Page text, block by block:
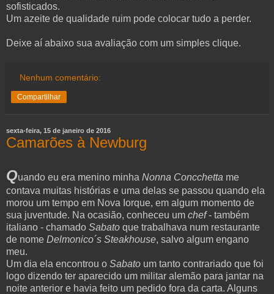
sofisticados.
Um azeite de qualidade ruim pode colocar tudo a perder.
Deixe aí abaixo sua avaliação com um simples clique.
Nenhum comentário:
Compartilhar
sexta-feira, 15 de janeiro de 2016
Camarões à Newburg
Quando eu era menino minha Nonna Concchetta me
contava muitas histórias e uma delas se passou quando ela
morou um tempo em Nova Iorque, em algum momento de
sua juventude. Na ocasião, conheceu um chef- também
italiano - chamado Sabato que trabalhava num restaurante
de nome Delmonico´s Steakhouse, salvo algum engano
meu.
Um dia ela encontrou o Sabato um tanto contrariado que foi
logo dizendo ter aparecido um militar alemão para jantar na
noite anterior e havia feito um pedido fora da carta. Alguns